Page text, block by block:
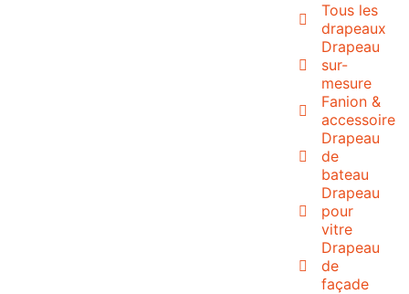
Tous les
drapeaux
Drapeau
sur-
mesure
Fanion &
accessoire
Drapeau
de
bateau
Drapeau
pour
vitre
Drapeau
de
façade